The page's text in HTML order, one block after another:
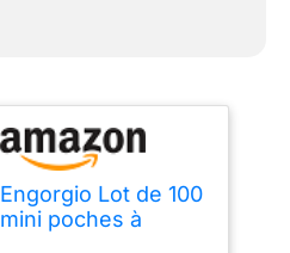
Engorgio Lot de 100
mini poches à